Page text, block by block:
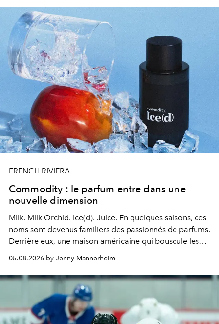
FRENCH RIVIERA
Commodity : le parfum entre dans une
nouvelle dimension
Milk. Milk Orchid. Ice(d). Juice. En quelques saisons, ces
noms sont devenus familiers des passionnés de parfums.
Derrière eux, une maison américaine qui bouscule les
une approche aussi intuitive que personnelle :
Commodity.
05.08.2026 by Jenny Mannerheim